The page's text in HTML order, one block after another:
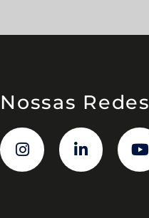
Nossas Redes